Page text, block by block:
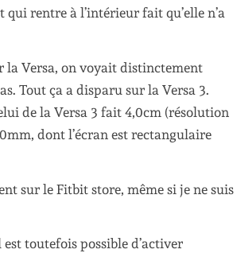
rentre à l’intérieur fait qu’elle n’a
la Versa, on voyait distinctement
Tout ça a disparu sur la Versa 3.
de la Versa 3 fait 4,0cm (résolution
dont l’écran est rectangulaire
sur le Fitbit store, même si je ne suis
toutefois possible d’activer